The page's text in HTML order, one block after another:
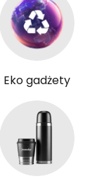
Eko gadżety